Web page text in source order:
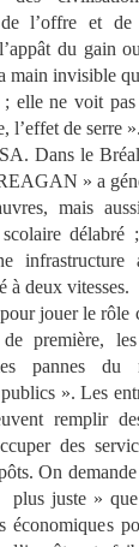
l’offre et
du gain
main invisible
; elle ne voit
l’effet de serre ».
Dans le
» a
mais
délabré
infrastructure
à deux vitesses.
jouer le rôle
première,
pannes du
». Les
remplir
des
On
plus juste »
économiques